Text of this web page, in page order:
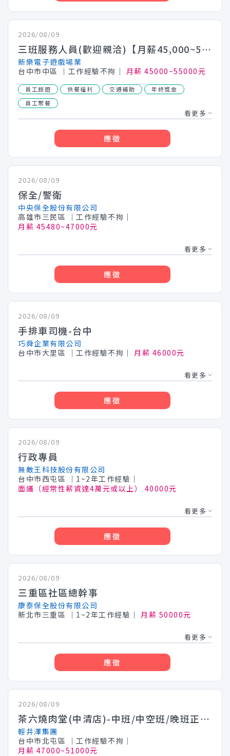
2026/08/09
三班服務人員(歡迎親洽)【月薪45,000~55,000】
新樂電子遊戲場業
台中市中區
│工作經驗不拘│ 月薪 45000~55000元
員工旅遊 供餐福利 交通補助
年終獎金
員工聚餐
看更多
應徵
2026/08/09
保全/警衛
中央保全股份有限公司
高雄市三民區
│工作經驗不拘│
月薪 45480~47000元
看更多
應徵
2026/08/09
手排車司機-台中
巧舜企業有限公司
台中市大里區
│工作經驗不拘│ 月薪 46000元
看更多
應徵
2026/08/09
行政專員
無敵王科技股份有限公司
台中市西屯區
│1~2年工作經驗│
面議（經常性薪資達4萬元或以上） 40000元
看更多
應徵
2026/08/09
三重區社區總幹事
康泰保全股份有限公司
新北市三重區
│1~2年工作經驗│ 月薪 50000元
看更多
應徵
2026/08/09
茶六燒肉堂(中清店)-中班/中空班/晚班正職人員月薪 47000-51000(需輪班)台中地區
輕井澤集團
台中市北屯區
│工作經驗不拘│
月薪 47000~51000元